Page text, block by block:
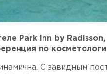
Park Inn by
по
С завидным